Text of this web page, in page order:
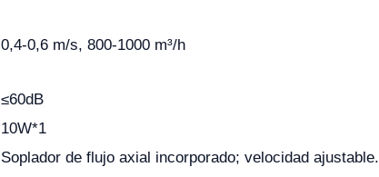
0,4-0,6 m/s, 800-1000 m³/h
≤60dB
10W*1
Soplador de flujo axial incorporado; velocidad ajustable.